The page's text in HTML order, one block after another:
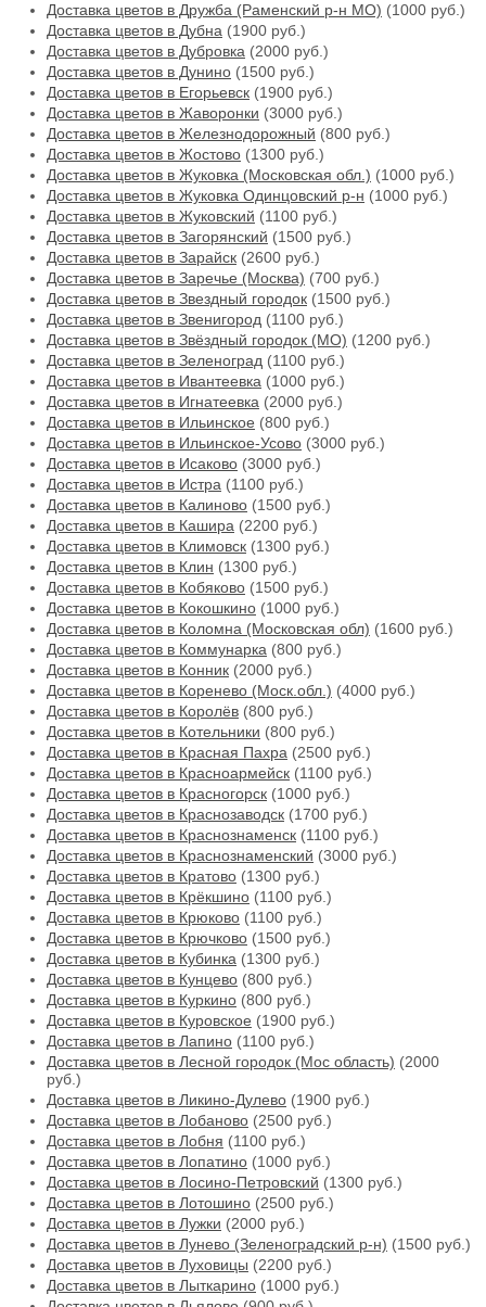
Доставка цветов в Дружба (Раменский р-н МО) (1000 руб.)
Доставка цветов в Дубна (1900 руб.)
Доставка цветов в Дубровка (2000 руб.)
Доставка цветов в Дунино (1500 руб.)
Доставка цветов в Егорьевск (1900 руб.)
Доставка цветов в Жаворонки (3000 руб.)
Доставка цветов в Железнодорожный (800 руб.)
Доставка цветов в Жостово (1300 руб.)
Доставка цветов в Жуковка (Московская обл.) (1000 руб.)
Доставка цветов в Жуковка Одинцовский р-н (1000 руб.)
Доставка цветов в Жуковский (1100 руб.)
Доставка цветов в Загорянский (1500 руб.)
Доставка цветов в Зарайск (2600 руб.)
Доставка цветов в Заречье (Москва) (700 руб.)
Доставка цветов в Звездный городок (1500 руб.)
Доставка цветов в Звенигород (1100 руб.)
Доставка цветов в Звёздный городок (МО) (1200 руб.)
Доставка цветов в Зеленоград (1100 руб.)
Доставка цветов в Ивантеевка (1000 руб.)
Доставка цветов в Игнатеевка (2000 руб.)
Доставка цветов в Ильинское (800 руб.)
Доставка цветов в Ильинское-Усово (3000 руб.)
Доставка цветов в Исаково (3000 руб.)
Доставка цветов в Истра (1100 руб.)
Доставка цветов в Калиново (1500 руб.)
Доставка цветов в Кашира (2200 руб.)
Доставка цветов в Климовск (1300 руб.)
Доставка цветов в Клин (1300 руб.)
Доставка цветов в Кобяково (1500 руб.)
Доставка цветов в Кокошкино (1000 руб.)
Доставка цветов в Коломна (Московская обл) (1600 руб.)
Доставка цветов в Коммунарка (800 руб.)
Доставка цветов в Конник (2000 руб.)
Доставка цветов в Коренево (Моск.обл.) (4000 руб.)
Доставка цветов в Королёв (800 руб.)
Доставка цветов в Котельники (800 руб.)
Доставка цветов в Красная Пахра (2500 руб.)
Доставка цветов в Красноармейск (1100 руб.)
Доставка цветов в Красногорск (1000 руб.)
Доставка цветов в Краснозаводск (1700 руб.)
Доставка цветов в Краснознаменск (1100 руб.)
Доставка цветов в Краснознаменский (3000 руб.)
Доставка цветов в Кратово (1300 руб.)
Доставка цветов в Крёкшино (1100 руб.)
Доставка цветов в Крюково (1100 руб.)
Доставка цветов в Крючково (1500 руб.)
Доставка цветов в Кубинка (1300 руб.)
Доставка цветов в Кунцево (800 руб.)
Доставка цветов в Куркино (800 руб.)
Доставка цветов в Куровское (1900 руб.)
Доставка цветов в Лапино (1100 руб.)
Доставка цветов в Лесной городок (Мос область) (2000
руб.)
Доставка цветов в Ликино-Дулево (1900 руб.)
Доставка цветов в Лобаново (2500 руб.)
Доставка цветов в Лобня (1100 руб.)
Доставка цветов в Лопатино (1000 руб.)
Доставка цветов в Лосино-Петровский (1300 руб.)
Доставка цветов в Лотошино (2500 руб.)
Доставка цветов в Лужки (2000 руб.)
Доставка цветов в Лунево (Зеленоградский р-н) (1500 руб.)
Доставка цветов в Луховицы (2200 руб.)
Доставка цветов в Лыткарино (1000 руб.)